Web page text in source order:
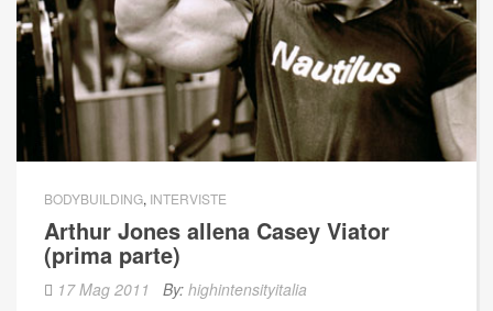
BODYBUILDING, INTERVISTE
Arthur Jones allena Casey Viator
(prima parte)
17 Mag 2011 By: highintensityitalia